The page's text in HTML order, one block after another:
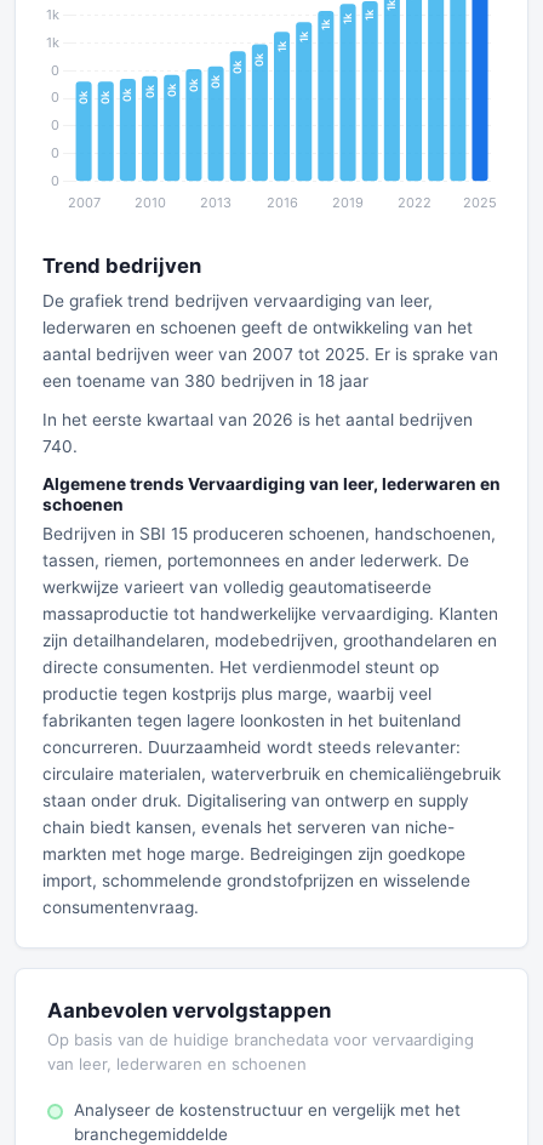
Trend bedrijven
De grafiek trend bedrijven vervaardiging van leer,
lederwaren en schoenen geeft de ontwikkeling van het
aantal bedrijven weer van 2007 tot 2025. Er is sprake van
een toename van 380 bedrijven in 18 jaar
In het eerste kwartaal van 2026 is het aantal bedrijven
740.
Algemene trends Vervaardiging van leer, lederwaren en
schoenen
Bedrijven in SBI 15 produceren schoenen, handschoenen,
tassen, riemen, portemonnees en ander lederwerk. De
werkwijze varieert van volledig geautomatiseerde
massaproductie tot handwerkelijke vervaardiging. Klanten
zijn detailhandelaren, modebedrijven, groothandelaren en
directe consumenten. Het verdienmodel steunt op
productie tegen kostprijs plus marge, waarbij veel
fabrikanten tegen lagere loonkosten in het buitenland
concurreren. Duurzaamheid wordt steeds relevanter:
circulaire materialen, waterverbruik en chemicaliëngebruik
staan onder druk. Digitalisering van ontwerp en supply
chain biedt kansen, evenals het serveren van niche-
markten met hoge marge. Bedreigingen zijn goedkope
import, schommelende grondstofprijzen en wisselende
consumentenvraag.
Aanbevolen vervolgstappen
Op basis van de huidige branchedata voor vervaardiging
van leer, lederwaren en schoenen
Analyseer de kostenstructuur en vergelijk met het
branchegemiddelde